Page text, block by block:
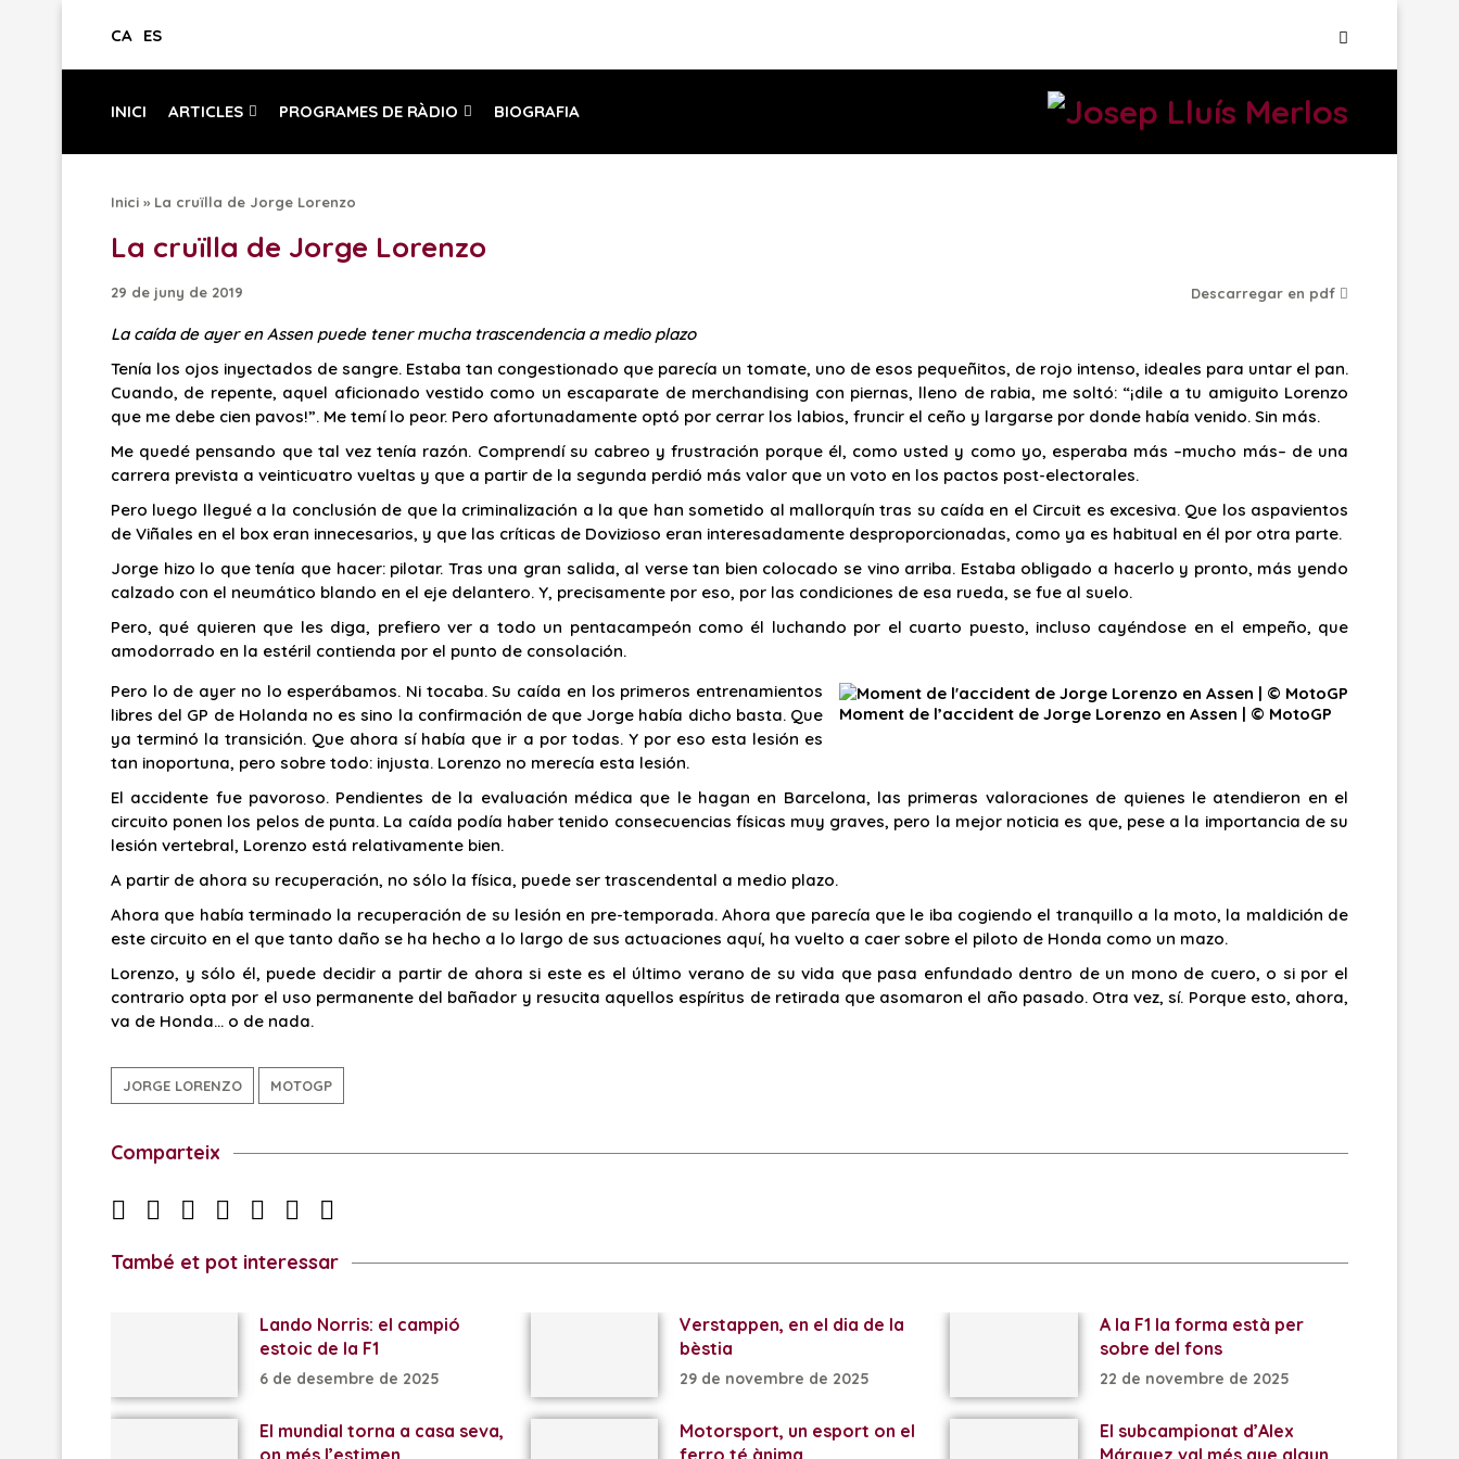
CA ES
INICI ARTICLES PROGRAMES DE RÀDIO BIOGRAFIA
Inici » La cruïlla de Jorge Lorenzo
La cruïlla de Jorge Lorenzo
29 de juny de 2019 Descarregar en pdf
La caída de ayer en Assen puede tener mucha trascendencia a medio plazo
Tenía los ojos inyectados de sangre. Estaba tan congestionado que parecía un tomate, uno de esos pequeñitos, de rojo intenso, ideales para untar el pan.
Cuando, de repente, aquel aficionado vestido como un escaparate de merchandising con piernas, lleno de rabia, me soltó: “¡dile a tu amiguito Lorenzo
que me debe cien pavos!”. Me temí lo peor. Pero afortunadamente optó por cerrar los labios, fruncir el ceño y largarse por donde había venido. Sin más.
Me quedé pensando que tal vez tenía razón. Comprendí su cabreo y frustración porque él, como usted y como yo, esperaba más –mucho más– de una
carrera prevista a veinticuatro vueltas y que a partir de la segunda perdió más valor que un voto en los pactos post-electorales.
Pero luego llegué a la conclusión de que la criminalización a la que han sometido al mallorquín tras su caída en el Circuit es excesiva. Que los aspavientos
de Viñales en el box eran innecesarios, y que las críticas de Dovizioso eran interesadamente desproporcionadas, como ya es habitual en él por otra parte.
Jorge hizo lo que tenía que hacer: pilotar. Tras una gran salida, al verse tan bien colocado se vino arriba. Estaba obligado a hacerlo y pronto, más yendo
calzado con el neumático blando en el eje delantero. Y, precisamente por eso, por las condiciones de esa rueda, se fue al suelo.
Pero, qué quieren que les diga, prefiero ver a todo un pentacampeón como él luchando por el cuarto puesto, incluso cayéndose en el empeño, que
amodorrado en la estéril contienda por el punto de consolación.
Moment de l’accident de Jorge Lorenzo en Assen | © MotoGP
Pero lo de ayer no lo esperábamos. Ni tocaba. Su caída en los primeros entrenamientos
libres del GP de Holanda no es sino la confirmación de que Jorge había dicho basta. Que
ya terminó la transición. Que ahora sí había que ir a por todas. Y por eso esta lesión es
tan inoportuna, pero sobre todo: injusta. Lorenzo no merecía esta lesión.
El accidente fue pavoroso. Pendientes de la evaluación médica que le hagan en Barcelona, las primeras valoraciones de quienes le atendieron en el
circuito ponen los pelos de punta. La caída podía haber tenido consecuencias físicas muy graves, pero la mejor noticia es que, pese a la importancia de su
lesión vertebral, Lorenzo está relativamente bien.
A partir de ahora su recuperación, no sólo la física, puede ser trascendental a medio plazo.
Ahora que había terminado la recuperación de su lesión en pre-temporada. Ahora que parecía que le iba cogiendo el tranquillo a la moto, la maldición de
este circuito en el que tanto daño se ha hecho a lo largo de sus actuaciones aquí, ha vuelto a caer sobre el piloto de Honda como un mazo.
Lorenzo, y sólo él, puede decidir a partir de ahora si este es el último verano de su vida que pasa enfundado dentro de un mono de cuero, o si por el
contrario opta por el uso permanente del bañador y resucita aquellos espíritus de retirada que asomaron el año pasado. Otra vez, sí. Porque esto, ahora,
va de Honda… o de nada.
JORGE LORENZO MOTOGP
Comparteix
També et pot interessar
Lando Norris: el campió
estoic de la F1
6 de desembre de 2025
Verstappen, en el dia de la
bèstia
29 de novembre de 2025
A la F1 la forma està per
sobre del fons
22 de novembre de 2025
El mundial torna a casa seva,
Motorsport, un esport on el
El subcampionat d’Alex